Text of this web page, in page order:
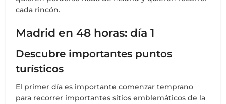
cada rincón.
Madrid en 48 horas: día 1
Descubre importantes puntos
turísticos
El primer día es importante comenzar temprano
para recorrer importantes sitios emblemáticos de la